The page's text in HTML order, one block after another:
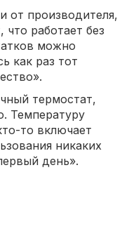
от производителя,
работает без
можно
как раз тот
термостат,
Температуру
то включает
никаких
день».